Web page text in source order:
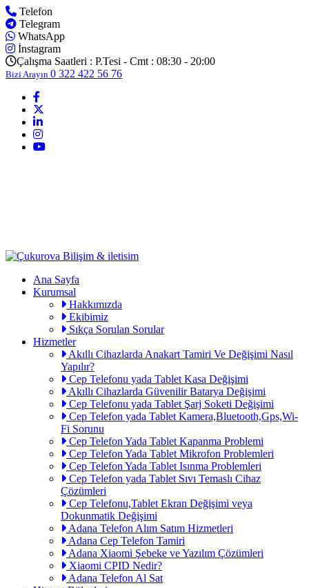
Telefon
Telegram
WhatsApp
İnstagram
Çalışma Saatleri : P.Tesi - Cmt : 08:30 - 20:00
Bizi Arayın 0 322 422 56 76
Ana Sayfa
Kurumsal
Hakkımızda
Ekibimiz
Sıkça Sorulan Sorular
Hizmetler
Akıllı Cihazlarda Anakart Tamiri Ve Değişimi Nasıl
Yapılır?
Cep Telefonu yada Tablet Kasa Değişimi
Akıllı Cihazlarda Güvenilir Batarya Değişimi
Cep Telefonu yada Tablet Şarj Soketi Değişimi
Cep Telefon yada Tablet Kamera,Bluetooth,Gps,Wi-
Fi Sorunu
Cep Telefon Yada Tablet Kapanma Problemi
Cep Telefon Yada Tablet Mikrofon Problemleri
Cep Telefon Yada Tablet Isınma Problemleri
Cep Telefon yada Tablet Sıvı Temaslı Cihaz
Çözümleri
Cep Telefonu,Tablet Ekran Değişimi veya
Dokunmatik Değişimi
Adana Telefon Alım Satım Hizmetleri
Adana Cep Telefon Tamiri
Adana Xiaomi Şebeke ve Yazılım Çözümleri
Xiaomi CPID Nedir?
Adana Telefon Al Sat